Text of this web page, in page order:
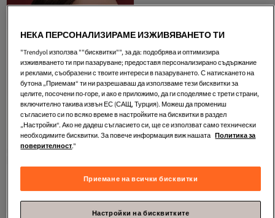
4.2 (49)
-40% 6,
НЕКА ПЕРСОНАЛИЗИРАМЕ ИЗЖИВЯВАНЕТО ТИ
"Trendyol използва ""бисквитки"", за да: подобрява и оптимизира
изживяването ти при пазаруване; предоставя персонализирано съдържание
и реклами, съобразени с твоите интереси в пазаруването. С натискането на
бутона „Приемам“ ти ни разрешаваш да използваме тези бисквитки за
целите, посочени по-горе, и ако е приложимо, да ги споделяме с трети страни,
включително такива извън ЕС (САЩ, Турция). Можеш да промениш
съгласието си по всяко време в настройките на бисквитки в раздел
„Настройки“. Ако не дадеш съгласието си, ще се използват само технически
необходимите бисквитки. За повече информация виж нашата Политика за
поверителност."
Приемане на всички бисквитки
Настройки на бисквитките